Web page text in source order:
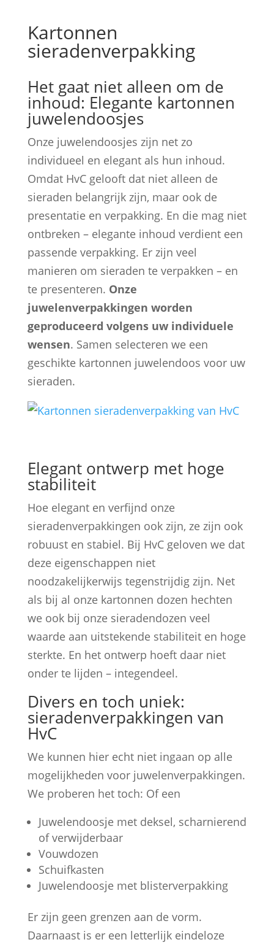
Kartonnen
sieradenverpakking
Het gaat niet alleen om de
inhoud: Elegante kartonnen
juwelendoosjes
Onze juwelendoosjes zijn net zo
individueel en elegant als hun inhoud.
Omdat HvC gelooft dat niet alleen de
sieraden belangrijk zijn, maar ook de
presentatie en verpakking. En die mag niet
ontbreken – elegante inhoud verdient een
passende verpakking. Er zijn veel
manieren om sieraden te verpakken – en
te presenteren. Onze
juwelenverpakkingen worden
geproduceerd volgens uw individuele
wensen. Samen selecteren we een
geschikte kartonnen juwelendoos voor uw
sieraden.
Elegant ontwerp met hoge
stabiliteit
Hoe elegant en verfijnd onze
sieradenverpakkingen ook zijn, ze zijn ook
robuust en stabiel. Bij HvC geloven we dat
deze eigenschappen niet
noodzakelijkerwijs tegenstrijdig zijn. Net
als bij al onze kartonnen dozen hechten
we ook bij onze sieradendozen veel
waarde aan uitstekende stabiliteit en hoge
sterkte. En het ontwerp hoeft daar niet
onder te lijden – integendeel.
Divers en toch uniek:
sieradenverpakkingen van
HvC
We kunnen hier echt niet ingaan op alle
mogelijkheden voor juwelenverpakkingen.
We proberen het toch: Of een
Juwelendoosje met deksel, scharnierend
of verwijderbaar
Vouwdozen
Schuifkasten
Juwelendoosje met blisterverpakking
Er zijn geen grenzen aan de vorm.
Daarnaast is er een letterlijk eindeloze